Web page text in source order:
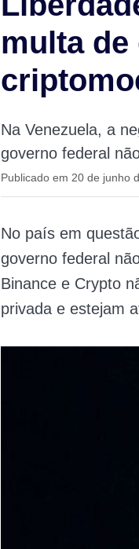
multa de
Na Venezuela, a
governo federal
Publicado em 20 de junho
No país em
governo federal
Binance e Crypto
privada e estejam